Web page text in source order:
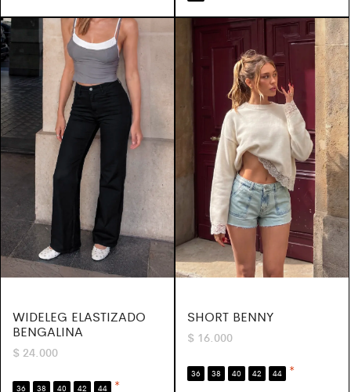
WIDELEG ELASTIZADO
BENGALINA
$ 24.000
36 38 40 42 44 *
SHORT BENNY
$ 16.000
36 38 40 42 44 *